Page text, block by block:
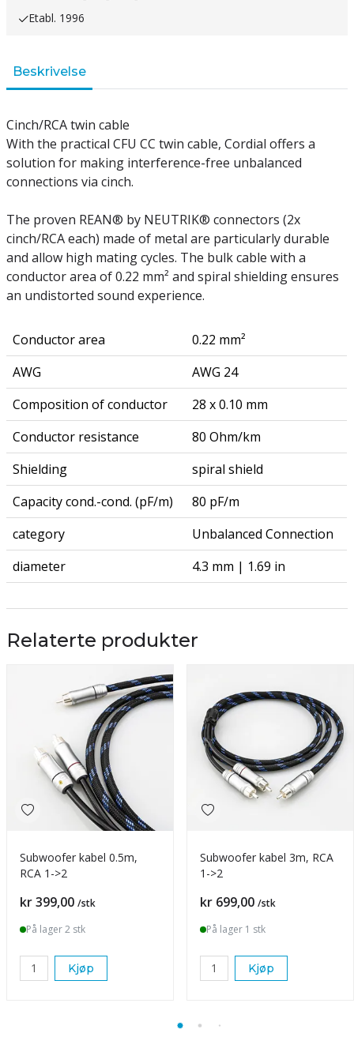
Etabl. 1996
Beskrivelse
Cinch/RCA twin cable
With the practical CFU CC twin cable, Cordial offers a
solution for making interference-free unbalanced
connections via cinch.
The proven REAN® by NEUTRIK® connectors (2x
cinch/RCA each) made of metal are particularly durable
and allow high mating cycles. The bulk cable with a
conductor area of 0.22 mm² and spiral shielding ensures
an undistorted sound experience.
Conductor area
0.22 mm²
AWG
AWG 24
Composition of conductor
28 x 0.10 mm
Conductor resistance
80 Ohm/km
Shielding
spiral shield
Capacity cond.-cond. (pF/m)
80 pF/m
category
Unbalanced Connection
diameter
4.3 mm | 1.69 in
Relaterte produkter
Subwoofer kabel 0.5m,
RCA 1->2
Pris
kr 399,00 /stk
På lager 2 stk
Kjøp
Subwoofer kabel 3m, RCA
1->2
Pris
kr 699,00 /stk
På lager 1 stk
Kjøp